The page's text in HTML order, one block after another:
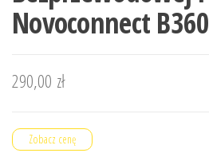
Novoconnect B360
290,00 zł
Zobacz cenę